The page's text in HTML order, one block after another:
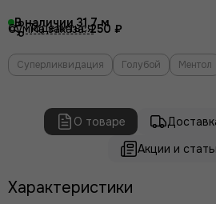
В наличии 31.7
Сумма заказа:250 ₽
Поделиться
Суперликвидация Голубой Ментол
О товаре
Акции и
Характеристики